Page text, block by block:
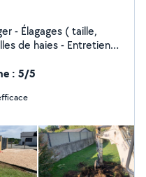
tailles haies -
: 5/5